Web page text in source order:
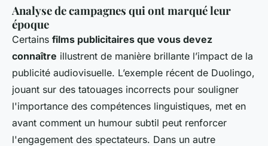
Analyse de campagnes qui ont marqué leur
époque
Certains films publicitaires que vous devez
connaître illustrent de manière brillante l’impact de la
publicité audiovisuelle. L’exemple récent de Duolingo,
jouant sur des tatouages incorrects pour souligner
l'importance des compétences linguistiques, met en
avant comment un humour subtil peut renforcer
l'engagement des spectateurs. Dans un autre